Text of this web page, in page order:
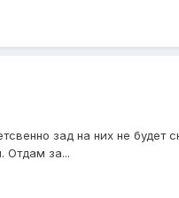
зад на них не будет
Отдам за...